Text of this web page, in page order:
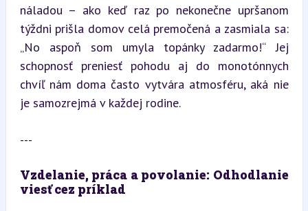
náladou – ako keď raz po nekonečne upršanom
týždni prišla domov celá premočená a zasmiala sa:
„No aspoň som umyla topánky zadarmo!“ Jej
schopnosť preniesť pohodu aj do monotónnych
chvíľ nám doma často vytvára atmosféru, aká nie
je samozrejmá v každej rodine.
---
Vzdelanie, práca a povolanie: Odhodlanie
viesť cez príklad